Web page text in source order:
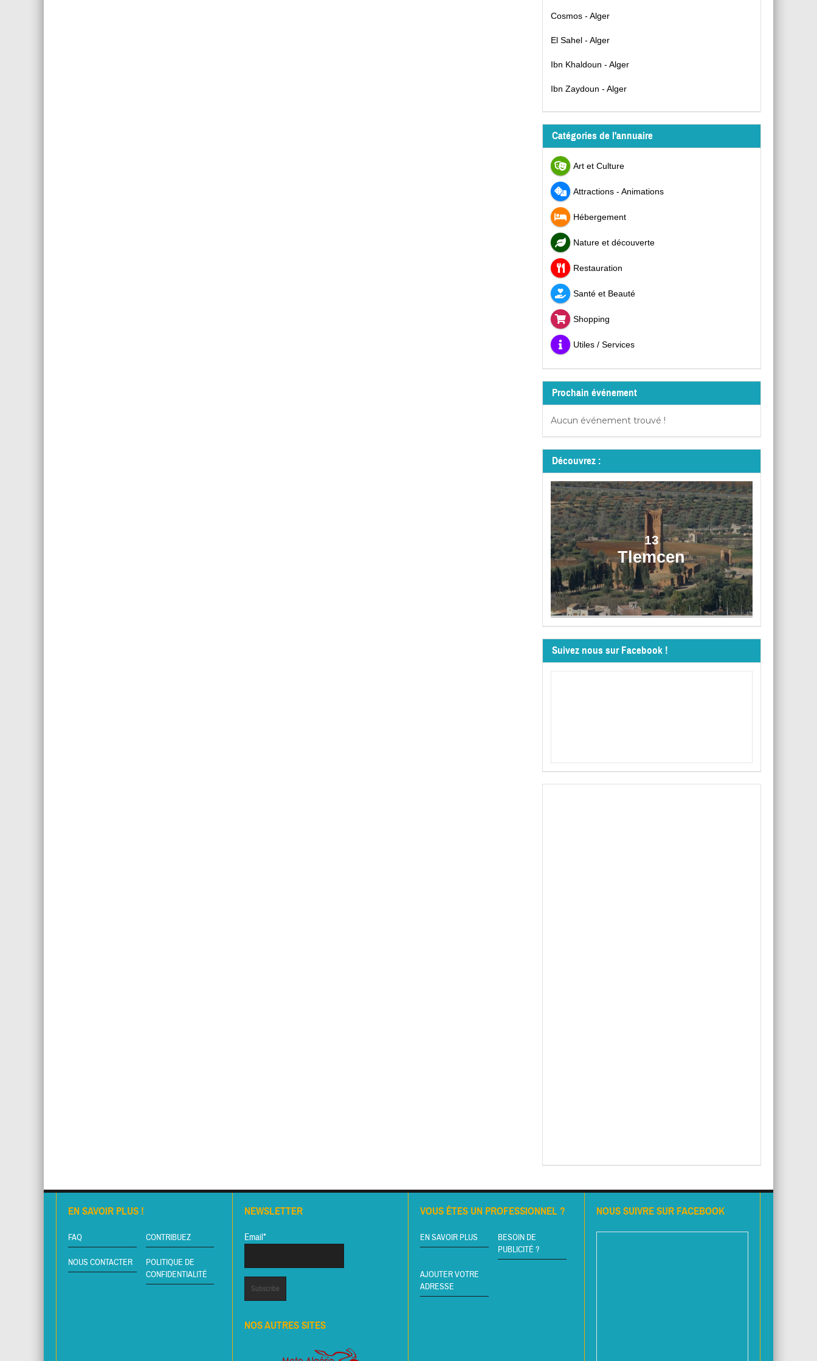
Cosmos - Alger
El Sahel - Alger
Ibn Khaldoun - Alger
Ibn Zaydoun - Alger
Catégories de l'annuaire
Art et Culture
Attractions - Animations
Hébergement
Nature et découverte
Restauration
Santé et Beauté
Shopping
Utiles / Services
Prochain événement
Aucun événement trouvé !
Découvrez :
13
Tlemcen
Suivez nous sur Facebook !
EN SAVOIR PLUS !
FAQ CONTRIBUEZ
NOUS CONTACTER
POLITIQUE DE
CONFIDENTIALITÉ
NEWSLETTER
Email*
NOS AUTRES SITES
VOUS ÊTES UN PROFESSIONNEL ?
EN SAVOIR PLUS
BESOIN DE
PUBLICITÉ ?
AJOUTER VOTRE
ADRESSE
NOUS SUIVRE SUR FACEBOOK